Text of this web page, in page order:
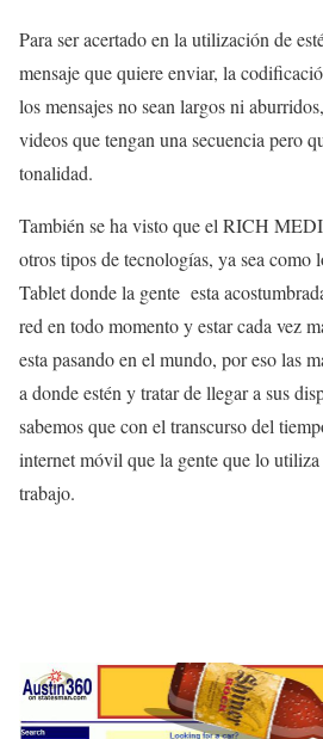
Para ser acertado en la utilización de
mensaje que quiere enviar, la
los mensajes no sean largos ni
videos que tengan una secuencia pero
tonalidad.
También se ha visto que el RICH
otros tipos de tecnologías, ya sea como
Tablet donde la gente esta
red en todo momento y estar cada vez
esta pasando en el mundo, por eso las
a donde estén y tratar de llegar a sus
sabemos que con el transcurso del
internet móvil que la gente que lo utiliza
trabajo.